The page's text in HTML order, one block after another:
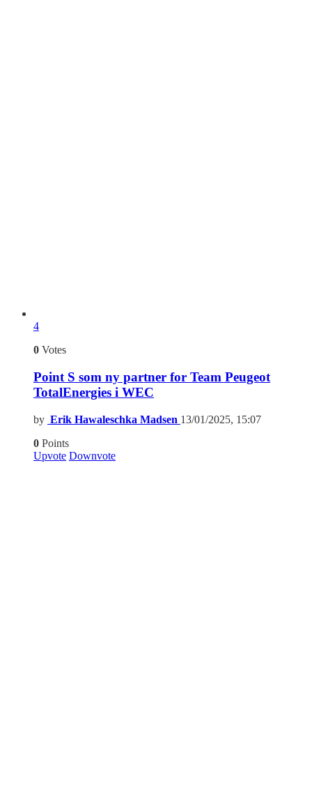
4
0 Votes
Point S som ny partner for Team Peugeot
TotalEnergies i WEC
by Erik Hawaleschka Madsen 13/01/2025, 15:07
0 Points
Upvote Downvote